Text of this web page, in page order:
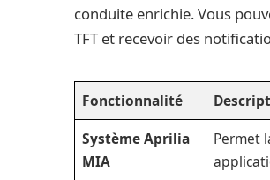
conduite enrichie. Vous
TFT et recevoir des
Fonctionnalité
Système Aprilia
MIA
Permet